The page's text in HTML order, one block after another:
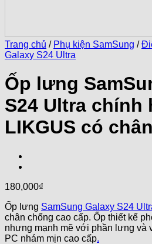
Trang chủ / Phụ kiện SamSung /
Galaxy S24 Ultra
Ốp lưng
S24 Ultra chính
LIKGUS có
180,000₫
Ốp lưng SamSung Galaxy S24
chân chống cao cấp. Ốp thiết kế
nhưng mạnh mẽ với phần lưng và
PC nhám mịn cao cấp.